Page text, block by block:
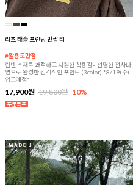
리츠 태슬 프린팅 반팔 티
#활용도만점
린넨 소재로 쾌적하고 시원한 착용감~ 선명한 전사나
염으로 완성한 감각적인 포인트 (3color) *8/19(수)
입고예정*
17,900원 19,800원 10%